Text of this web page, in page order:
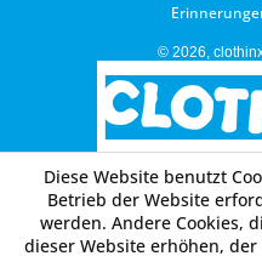
© 2026,
Diese Website benutzt
Betrieb der Website
werden. Andere Cookies,
dieser Website erhöhen,